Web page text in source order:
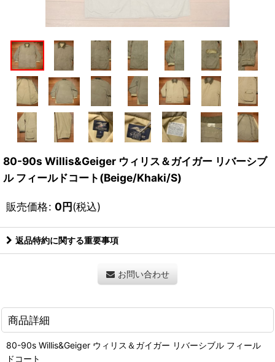
80-90s Willis&Geiger ウィリス＆ガイガー リバーシブ
ル フィールドコート(Beige/Khaki/S)
販売価格: 0円(税込)
返品特約に関する重要事項
お問い合わせ
商品詳細
80-90s Willis&Geiger ウィリス＆ガイガー リバーシブル フィール
ドコート